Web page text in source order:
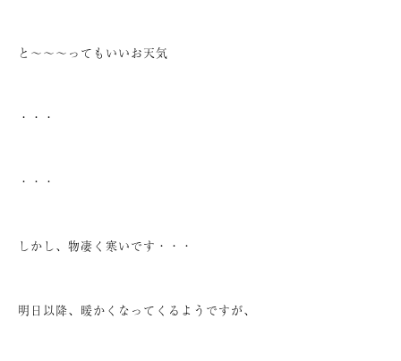
と～～～ってもいいお天気
・・・
・・・
しかし、物凄く寒いです・・・
明日以降、暖かくなってくるようですが、